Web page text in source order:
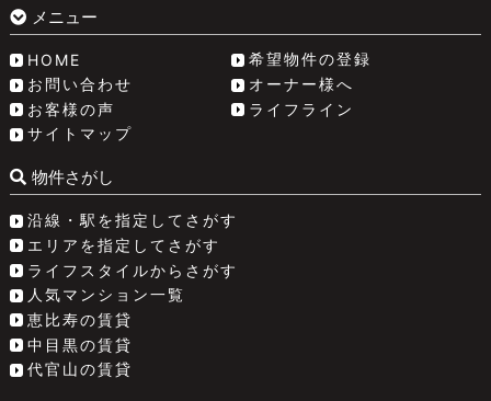
メニュー
HOME
希望物件の登録
お問い合わせ
オーナー様へ
お客様の声
ライフライン
サイトマップ
物件さがし
沿線・駅を指定してさがす
エリアを指定してさがす
ライフスタイルからさがす
人気マンション一覧
恵比寿の賃貸
中目黒の賃貸
代官山の賃貸